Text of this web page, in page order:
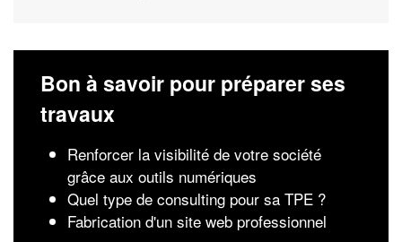
Bon à savoir pour préparer ses
travaux
Renforcer la visibilité de votre société
grâce aux outils numériques
Quel type de consulting pour sa TPE ?
Fabrication d'un site web professionnel